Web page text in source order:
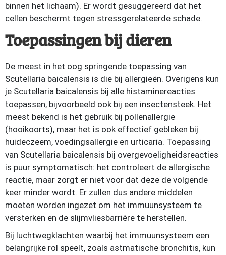
binnen het lichaam). Er wordt gesuggereerd dat het
cellen beschermt tegen stressgerelateerde schade.
Toepassingen bij dieren
De meest in het oog springende toepassing van
Scutellaria baicalensis is die bij allergieën. Overigens kun
je Scutellaria baicalensis bij alle histaminereacties
toepassen, bijvoorbeeld ook bij een insectensteek. Het
meest bekend is het gebruik bij pollenallergie
(hooikoorts), maar het is ook effectief gebleken bij
huideczeem, voedingsallergie en urticaria. Toepassing
van Scutellaria baicalensis bij overgevoeligheidsreacties
is puur symptomatisch: het controleert de allergische
reactie, maar zorgt er niet voor dat deze de volgende
keer minder wordt. Er zullen dus andere middelen
moeten worden ingezet om het immuunsysteem te
versterken en de slijmvliesbarrière te herstellen.
Bij luchtwegklachten waarbij het immuunsysteem een
belangrijke rol speelt, zoals astmatische bronchitis, kun